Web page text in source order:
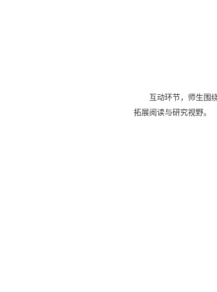
互动环节，师生围
拓展阅读与研究视野。